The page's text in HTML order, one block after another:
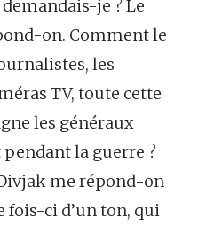
je ? Le
on. Comment le
les
TV, toute cette
les généraux
la guerre ?
me répond-on
fois-ci d’un ton, qui